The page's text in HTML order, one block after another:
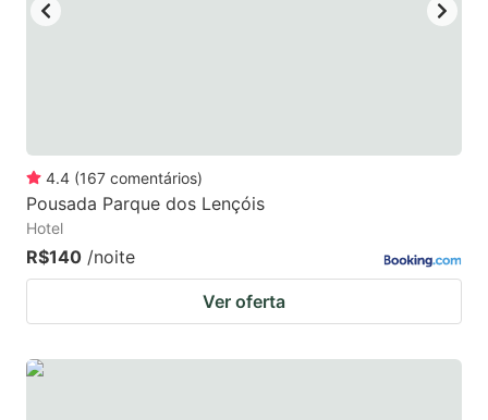
4.4 (167 comentários)
Pousada Parque dos Lençóis
Hotel
R$140 /noite
Ver oferta